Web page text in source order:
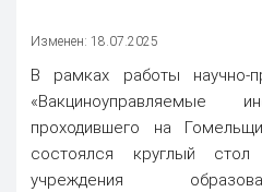
Изменен: 18.07.2025
В рамках работы научно-
проходившего на
состоялся круглый
учреждения